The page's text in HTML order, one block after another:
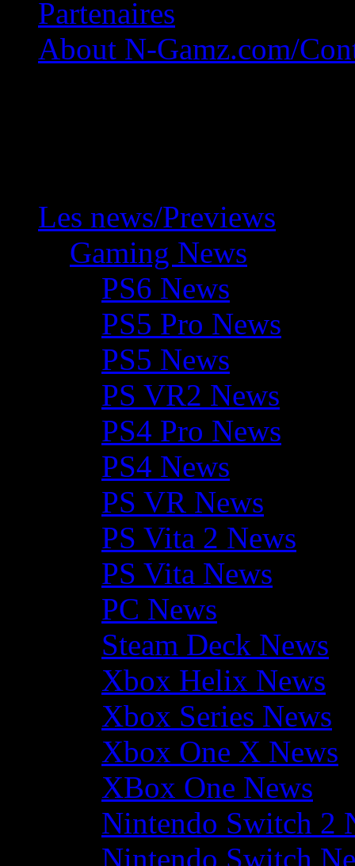
Partenaires
About N-Gamz.com/
Les news/Previews
Gaming News
PS6 News
PS5 Pro News
PS5 News
PS VR2 News
PS4 Pro News
PS4 News
PS VR News
PS Vita 2 News
PS Vita News
PC News
Steam Deck News
Xbox Helix News
Xbox Series News
Xbox One X News
XBox One News
Nintendo Switch 2
Nintendo Switch